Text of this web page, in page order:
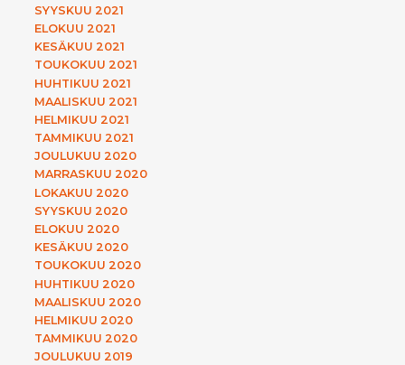
SYYSKUU 2021
ELOKUU 2021
KESÄKUU 2021
TOUKOKUU 2021
HUHTIKUU 2021
MAALISKUU 2021
HELMIKUU 2021
TAMMIKUU 2021
JOULUKUU 2020
MARRASKUU 2020
LOKAKUU 2020
SYYSKUU 2020
ELOKUU 2020
KESÄKUU 2020
TOUKOKUU 2020
HUHTIKUU 2020
MAALISKUU 2020
HELMIKUU 2020
TAMMIKUU 2020
JOULUKUU 2019